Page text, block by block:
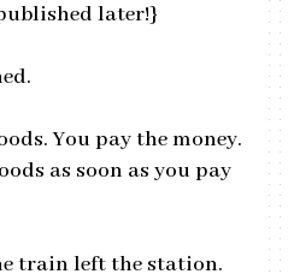
later!}
You pay the money.
as soon as you pay
train left the station.